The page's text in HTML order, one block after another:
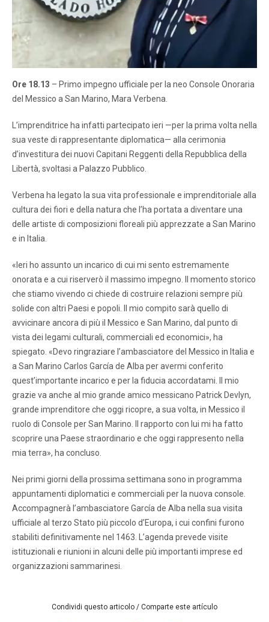
Ore 18.13 – Primo impegno ufficiale per la neo Console Onoraria
del Messico a San Marino, Mara Verbena.
L’imprenditrice ha infatti partecipato ieri —per la prima volta nella
sua veste di rappresentante diplomatica— alla cerimonia
d’investitura dei nuovi Capitani Reggenti della Repubblica della
Libertà, svoltasi a Palazzo Pubblico.
Verbena ha legato la sua vita professionale e imprenditoriale alla
cultura dei fiori e della natura che l’ha portata a diventare una
delle artiste di composizioni floreali più apprezzate a San Marino
e in Italia.
«Ieri ho assunto un incarico di cui mi sento estremamente
onorata e a cui riserverò il massimo impegno. Il momento storico
che stiamo vivendo ci chiede di costruire relazioni sempre più
solide con altri Paesi e popoli. Il mio compito sarà quello di
avvicinare ancora di più il Messico e San Marino, dal punto di
vista dei legami culturali, commerciali ed economici», ha
spiegato. «Devo ringraziare l’ambasciatore del Messico in Italia e
a San Marino Carlos García de Alba per avermi conferito
quest’importante incarico e per la fiducia accordatami. Il mio
grazie va anche al mio grande amico messicano Patrick Devlyn,
grande imprenditore che oggi ricopre, a sua volta, in Messico il
ruolo di Console per San Marino. Il rapporto con lui mi ha fatto
scoprire una Paese straordinario e che oggi rappresento nella
mia terra», ha concluso.
Nei primi giorni della prossima settimana sono in programma
appuntamenti diplomatici e commerciali per la nuova console.
Accompagnerà l’ambasciatore García de Alba nella sua visita
ufficiale al terzo Stato più piccolo d’Europa, i cui confini furono
stabiliti definitivamente nel 1463. L’agenda prevede visite
istituzionali e riunioni in alcuni delle più importanti imprese ed
organizzazioni sammarinesi.
Condividi questo articolo / Comparte este artículo